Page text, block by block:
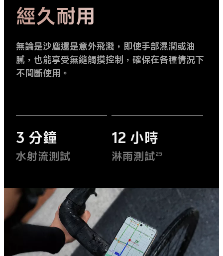
經久耐用
無論是沙塵還是意外飛濺，即使手部濕潤或油
膩，也能享受無縫觸摸控制，確保在各種情況下
不間斷使用。
3 分鐘
水射流測試
12 小時
淋雨測試25